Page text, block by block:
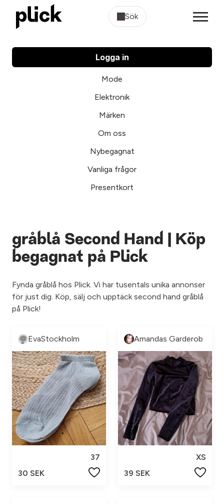
Sök
Logga in
Mode
Elektronik
Märken
Om oss
Nybegagnat
Vanliga frågor
Presentkort
gråblå Second Hand | Köp
begagnat på Plick
Fynda gråblå hos Plick. Vi har tusentals unika annonser
för just dig. Köp, sälj och upptäck second hand gråblå
på Plick!
EvaStockholm
37
30 SEK
Amandas Garderob
XS
39 SEK